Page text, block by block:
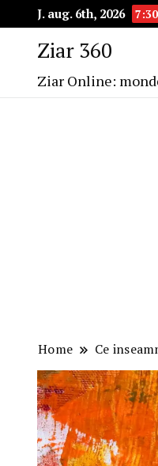
J. aug. 6th, 2026
Ziar 360
Ziar Online:
Home Ce